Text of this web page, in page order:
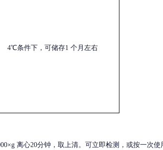
4℃条件下，可储存1 个月左右
离心20分钟，取上清。可立即检测，或按一次使